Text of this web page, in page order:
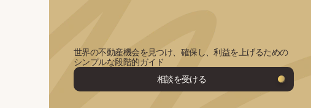
世界の不動産機会を見つけ、確保し、利益を上げるための
シンプルな段階的ガイド
相談を受ける